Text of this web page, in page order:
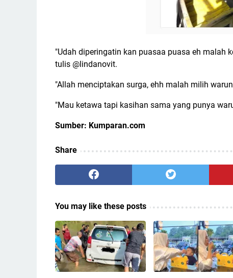
"Udah diperingatin kan puasaa puasa eh malah
tulis @lindanovit.
"Allah menciptakan surga, ehh malah milih
"Mau ketawa tapi kasihan sama yang punya
Sumber: Kumparan.com
Share
You may like these posts